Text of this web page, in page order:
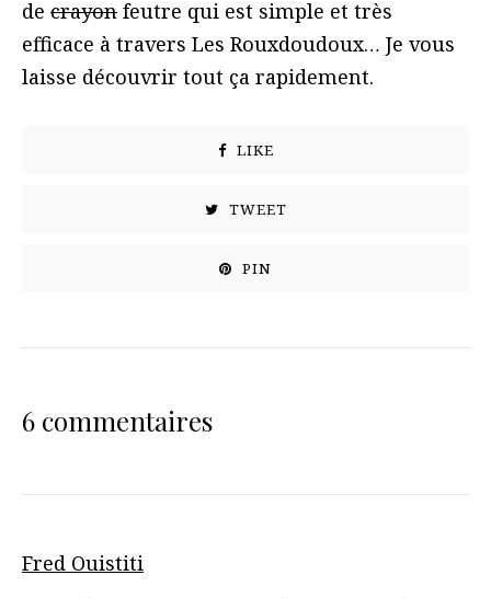
de crayon feutre qui est simple et très
efficace à travers Les Rouxdoudoux… Je vous
laisse découvrir tout ça rapidement.
LIKE
TWEET
PIN
6 commentaires
Fred Ouistiti